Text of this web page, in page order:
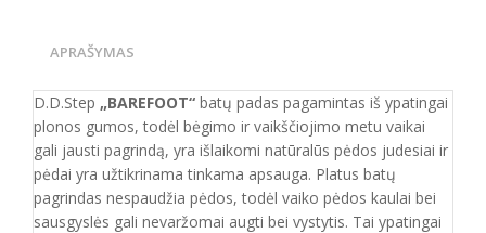
APRAŠYMAS
D.D.Step „BAREFOOT“ batų padas pagamintas iš ypatingai
plonos gumos, todėl bėgimo ir vaikščiojimo metu vaikai
gali jausti pagrindą, yra išlaikomi natūralūs pėdos judesiai ir
pėdai yra užtikrinama tinkama apsauga. Platus batų
pagrindas nespaudžia pėdos, todėl vaiko pėdos kaulai bei
sausgyslės gali nevaržomai augti bei vystytis. Tai ypatingai